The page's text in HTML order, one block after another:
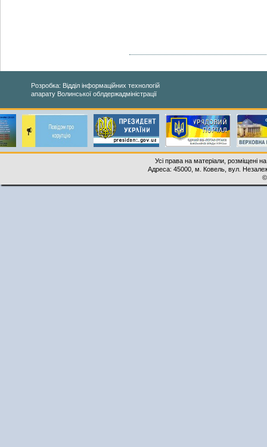
Розробка: Відділ інформаційних технологій
апарату Волинської облдержадміністрації
Усі права на матеріали, розміщені
Адреса: 45000, м. Ковель, вул.